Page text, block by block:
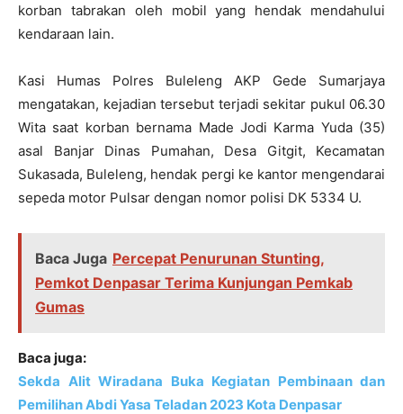
korban tabrakan oleh mobil yang hendak mendahului
kendaraan lain.
Kasi Humas Polres Buleleng AKP Gede Sumarjaya
mengatakan, kejadian tersebut terjadi sekitar pukul 06.30
Wita saat korban bernama Made Jodi Karma Yuda (35)
asal Banjar Dinas Pumahan, Desa Gitgit, Kecamatan
Sukasada, Buleleng, hendak pergi ke kantor mengendarai
sepeda motor Pulsar dengan nomor polisi DK 5334 U.
Baca Juga Percepat Penurunan Stunting,
Pemkot Denpasar Terima Kunjungan Pemkab
Gumas
Baca juga:
Sekda Alit Wiradana Buka Kegiatan Pembinaan dan
Pemilihan Abdi Yasa Teladan 2023 Kota Denpasar